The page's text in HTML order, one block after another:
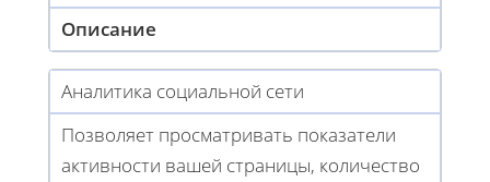
Описание
Аналитика социальной сети
Позволяет просматривать показатели
активности вашей страницы, количество